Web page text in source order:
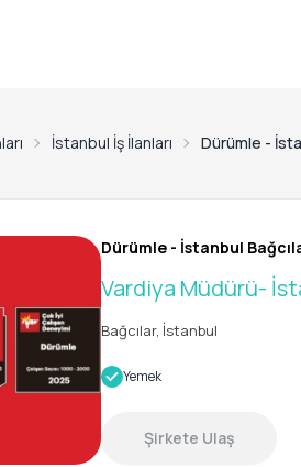
İstanbul İş İlanları Dürümle -
Dürümle - İstanbul
Vardiya Müdürü-
Bağcılar, İstanbul
Yemek
Şirkete Ulaş